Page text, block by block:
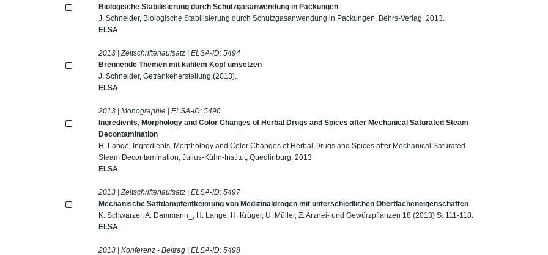
Biologische Stabilisierung durch Schutzgasanwendung in Packungen
J. Schneider, Biologische Stabilisierung durch Schutzgasanwendung in Packungen, Behrs-Verlag, 2013.
ELSA
2013 | Zeitschriftenaufsatz | ELSA-ID:5494
Brennende Themen mit kühlem Kopf umsetzen
J. Schneider, Getränkeherstellung (2013).
ELSA
2013 | Monographie | ELSA-ID:5496
Ingredients, Morphology and Color Changes of Herbal Drugs and Spices after Mechanical Saturated Steam
Decontamination
H. Lange, Ingredients, Morphology and Color Changes of Herbal Drugs and Spices after Mechanical Saturated
Steam Decontamination, Julius-Kühn-Institut, Quedlinburg, 2013.
ELSA
2013 | Zeitschriftenaufsatz | ELSA-ID:5497
Mechanische Sattdampfentkeimung von Medizinaldrogen mit unterschiedlichen Oberflächeneigenschaften
K. Schwarzer, A. Dammann_, H. Lange, H. Krüger, U. Müller, Z. Arznei- und Gewürzpflanzen 18 (2013) S. 111-118.
ELSA
2013 | Konferenz - Beitrag | ELSA-ID:5498